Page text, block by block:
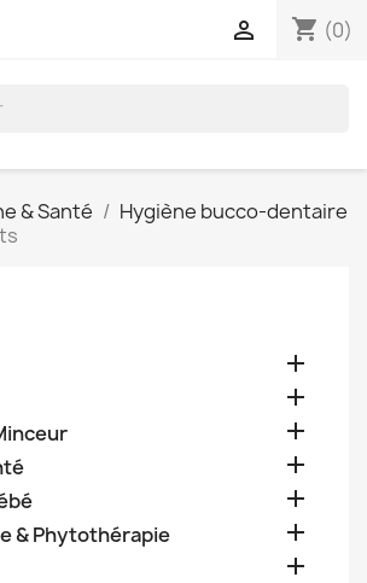
shopping_cart (0)

& Santé
Hygiène bucco-dentaire





& Phytothérapie 
